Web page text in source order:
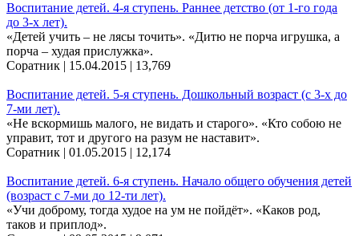
Воспитание детей. 4-я ступень. Раннее детство (от 1-го года
до 3-х лет).
«Детей учить – не лясы точить». «Дитю не порча игрушка, а
порча – худая прислужка».
Соратник | 15.04.2015 | 13,769
Воспитание детей. 5-я ступень. Дошкольный возраст (с 3-х до
7-ми лет).
«Не вскормишь малого, не видать и старого». «Кто собою не
управит, тот и другого на разум не наставит».
Соратник | 01.05.2015 | 12,174
Воспитание детей. 6-я ступень. Начало общего обучения детей
(возраст с 7-ми до 12-ти лет).
«Учи доброму, тогда худое на ум не пойдёт». «Каков род,
таков и приплод».